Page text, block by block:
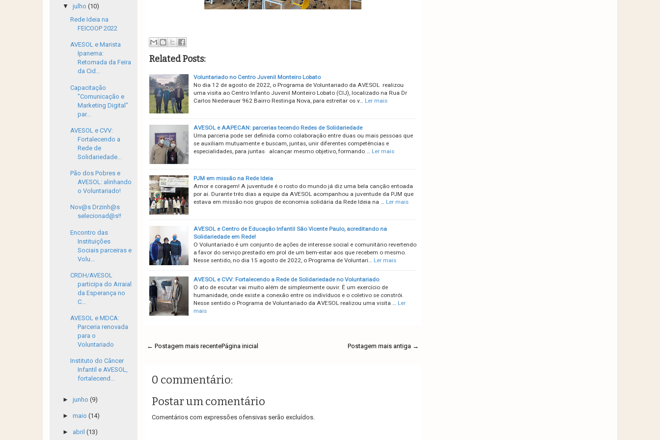
Related Posts:
Voluntariado no Centro Juvenil Monteiro Lobato
No dia 12 de agosto de 2022, o Programa de Voluntariado da AVESOL realizou
uma visita ao Centro Infanto Juvenil Monteiro Lobato (CIJ), localizado na Rua Dr
Carlos Niederauer 962 Bairro Restinga Nova, para estreitar os v…
Ler mais
AVESOL e AAPECAN: parcerias tecendo Redes de Solidariedade
Uma parceria pode ser definida como colaboração entre duas ou mais pessoas que
se auxiliam mutuamente e buscam, juntas, unir diferentes competências e
especialidades, para juntas alcançar mesmo objetivo, formando …
Ler mais
PJM em missão na Rede Ideia
Amor e coragem! A juventude é o rosto do mundo já diz uma bela canção entoada
por ai. Durante três dias a equipe da AVESOL acompanhou a juventude da PJM que
estava em missão nos grupos de economia solidária da Rede Ideia na …
Ler mais
AVESOL e Centro de Educação Infantil São Vicente Paulo, acreditando na
Solidariedade em Rede!
O Voluntariado é um conjunto de ações de interesse social e comunitário revertendo
a favor do serviço prestado em prol de um bem-estar aos que recebem o mesmo.
Nesse sentido, no dia 15 agosto de 2022, o Programa de Voluntari…
Ler mais
AVESOL e CVV: Fortalecendo a Rede de Solidariedade no Voluntariado
O ato de escutar vai muito além de simplesmente ouvir. É um exercício de
humanidade, onde existe a conexão entre os indivíduos e o coletivo se constrói.
Nesse sentido o Programa de Voluntariado da AVESOL realizou uma visita …
Ler
mais
← Postagem mais recente Postagem mais antiga →
Página inicial
0 commentário:
Postar um comentário
Comentários com expressões ofensivas serão excluídos.
▼ julho (10)
Rede Ideia na
FEICOOP 2022
AVESOL e Marista
Ipanema:
Retomada da Feira
da Cid...
Capacitação
"Comunicação e
Marketing Digital"
par...
AVESOL e CVV:
Fortalecendo a
Rede de
Solidariedade...
Pão dos Pobres e
AVESOL: alinhando
o Voluntariado!
Nov@s Drzinh@s
selecionad@s!!
Encontro das
Instituições
Sociais parceiras e
Volu...
CRDH/AVESOL
participa do Arraial
da Esperança no
C...
AVESOL e MDCA:
Parceria renovada
para o
Voluntariado
Instituto do Câncer
Infantil e AVESOL,
fortalecend...
► junho (9)
► maio (14)
► abril (13)